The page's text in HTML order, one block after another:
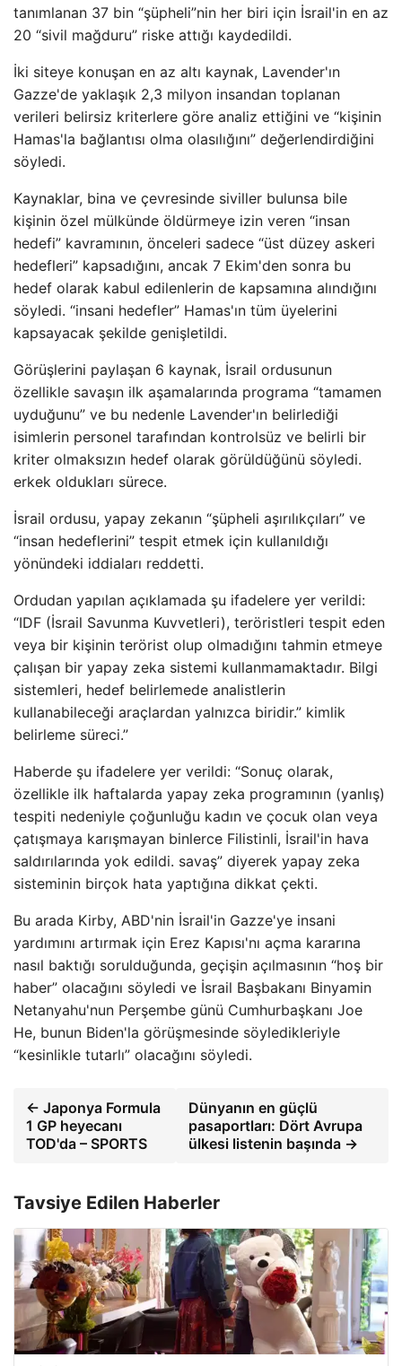
tanımlanan 37 bin “şüpheli”nin her biri için İsrail'in en az
20 “sivil mağduru” riske attığı kaydedildi.
İki siteye konuşan en az altı kaynak, Lavender'ın
Gazze'de yaklaşık 2,3 milyon insandan toplanan
verileri belirsiz kriterlere göre analiz ettiğini ve “kişinin
Hamas'la bağlantısı olma olasılığını” değerlendirdiğini
söyledi.
Kaynaklar, bina ve çevresinde siviller bulunsa bile
kişinin özel mülkünde öldürmeye izin veren “insan
hedefi” kavramının, önceleri sadece “üst düzey askeri
hedefleri” kapsadığını, ancak 7 Ekim'den sonra bu
hedef olarak kabul edilenlerin de kapsamına alındığını
söyledi. “insani hedefler” Hamas'ın tüm üyelerini
kapsayacak şekilde genişletildi.
Görüşlerini paylaşan 6 kaynak, İsrail ordusunun
özellikle savaşın ilk aşamalarında programa “tamamen
uyduğunu” ve bu nedenle Lavender'ın belirlediği
isimlerin personel tarafından kontrolsüz ve belirli bir
kriter olmaksızın hedef olarak görüldüğünü söyledi.
erkek oldukları sürece.
İsrail ordusu, yapay zekanın “şüpheli aşırılıkçıları” ve
“insan hedeflerini” tespit etmek için kullanıldığı
yönündeki iddiaları reddetti.
Ordudan yapılan açıklamada şu ifadelere yer verildi:
“IDF (İsrail Savunma Kuvvetleri), teröristleri tespit eden
veya bir kişinin terörist olup olmadığını tahmin etmeye
çalışan bir yapay zeka sistemi kullanmamaktadır. Bilgi
sistemleri, hedef belirlemede analistlerin
kullanabileceği araçlardan yalnızca biridir.” kimlik
belirleme süreci.”
Haberde şu ifadelere yer verildi: “Sonuç olarak,
özellikle ilk haftalarda yapay zeka programının (yanlış)
tespiti nedeniyle çoğunluğu kadın ve çocuk olan veya
çatışmaya karışmayan binlerce Filistinli, İsrail'in hava
saldırılarında yok edildi. savaş” diyerek yapay zeka
sisteminin birçok hata yaptığına dikkat çekti.
Bu arada Kirby, ABD'nin İsrail'in Gazze'ye insani
yardımını artırmak için Erez Kapısı'nı açma kararına
nasıl baktığı sorulduğunda, geçişin açılmasının “hoş bir
haber” olacağını söyledi ve İsrail Başbakanı Binyamin
Netanyahu'nun Perşembe günü Cumhurbaşkanı Joe
He, bunun Biden'la görüşmesinde söyledikleriyle
“kesinlikle tutarlı” olacağını söyledi.
← Japonya Formula
1 GP heyecanı
TOD'da – SPORTS
Dünyanın en güçlü
pasaportları: Dört Avrupa
ülkesi listenin başında →
Tavsiye Edilen Haberler